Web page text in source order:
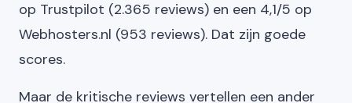
op Trustpilot (2.365 reviews) en een 4,1/5 op
Webhosters.nl (953 reviews). Dat zijn goede
scores.
Maar de kritische reviews vertellen een ander